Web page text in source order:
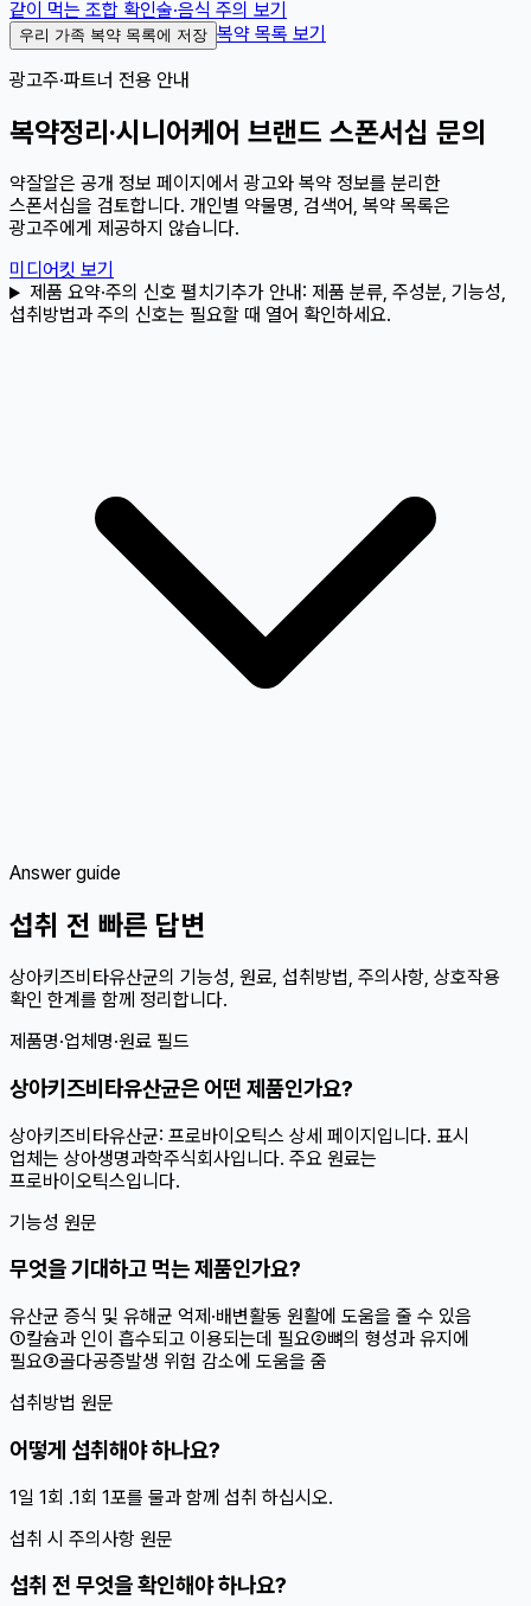
같이 먹는 조합 확인술·음식 주의 보기
우리 가족 복약 목록에 저장 복약 목록 보기
광고주·파트너 전용 안내
복약정리·시니어케어 브랜드 스폰서십 문의
약잘알은 공개 정보 페이지에서 광고와 복약 정보를 분리한
스폰서십을 검토합니다. 개인별 약물명, 검색어, 복약 목록은
광고주에게 제공하지 않습니다.
미디어킷 보기
제품 요약·주의 신호 펼치기 추가 안내: 제품 분류, 주성분, 기능성,
섭취방법과 주의 신호는 필요할 때 열어 확인하세요.
Answer guide
섭취 전 빠른 답변
상아키즈비타유산균의 기능성, 원료, 섭취방법, 주의사항, 상호작용
확인 한계를 함께 정리합니다.
제품명·업체명·원료 필드
상아키즈비타유산균은 어떤 제품인가요?
상아키즈비타유산균: 프로바이오틱스 상세 페이지입니다. 표시
업체는 상아생명과학주식회사입니다. 주요 원료는
프로바이오틱스입니다.
기능성 원문
무엇을 기대하고 먹는 제품인가요?
유산균 증식 및 유해균 억제·배변활동 원활에 도움을 줄 수 있음
①칼슘과 인이 흡수되고 이용되는데 필요②뼈의 형성과 유지에
필요③골다공증발생 위험 감소에 도움을 줌
섭취방법 원문
어떻게 섭취해야 하나요?
1일 1회 .1회 1포를 물과 함께 섭취 하십시오.
섭취 시 주의사항 원문
섭취 전 무엇을 확인해야 하나요?